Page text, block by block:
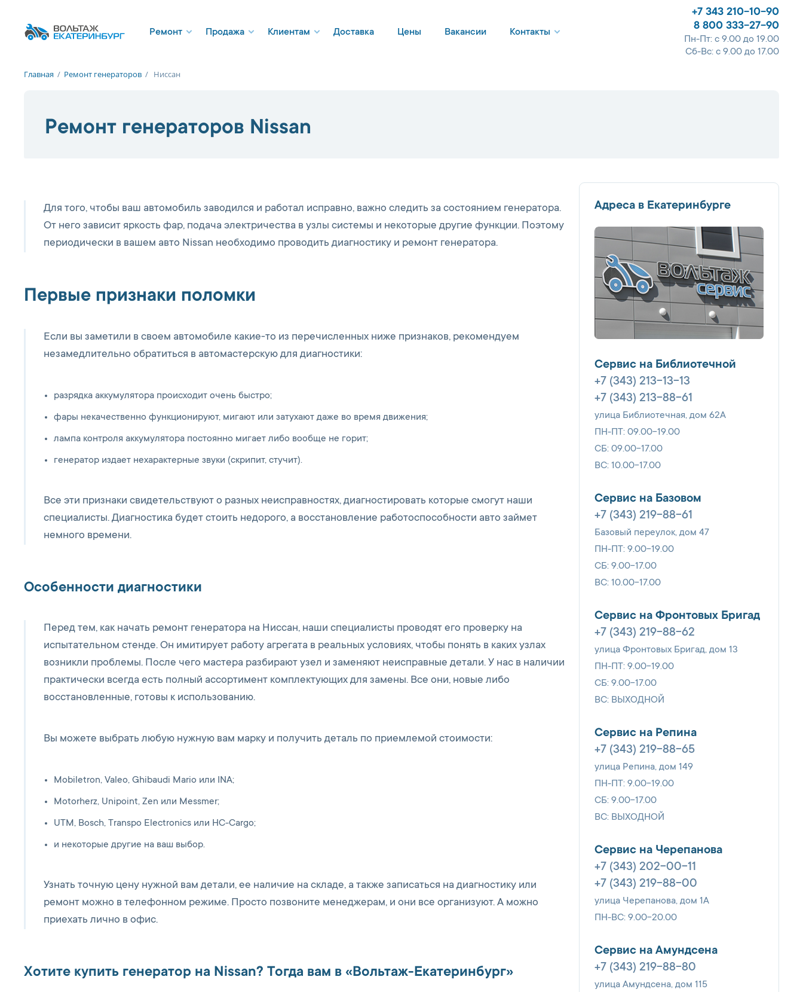
Ремонт Продажа Клиентам Доставка Цены Вакансии Контакты
+7 343 210-10-90
8 800 333-27-90
Пн-Пт: с 9.00 до 19.00
Сб-Вс: с 9.00 до 17.00
Главная / Ремонт генераторов / Ниссан
Ремонт генераторов Nissan
Для того, чтобы ваш автомобиль заводился и работал исправно, важно следить за состоянием генератора.
От него зависит яркость фар, подача электричества в узлы системы и некоторые другие функции. Поэтому
периодически в вашем авто Nissan необходимо проводить диагностику и ремонт генератора.
Первые признаки поломки
Если вы заметили в своем автомобиле какие-то из перечисленных ниже признаков, рекомендуем
незамедлительно обратиться в автомастерскую для диагностики:
разрядка аккумулятора происходит очень быстро;
фары некачественно функционируют, мигают или затухают даже во время движения;
лампа контроля аккумулятора постоянно мигает либо вообще не горит;
генератор издает нехарактерные звуки (скрипит, стучит).
Все эти признаки свидетельствуют о разных неисправностях, диагностировать которые смогут наши
специалисты. Диагностика будет стоить недорого, а восстановление работоспособности авто займет
немного времени.
Особенности диагностики
Перед тем, как начать ремонт генератора на Ниссан, наши специалисты проводят его проверку на
испытательном стенде. Он имитирует работу агрегата в реальных условиях, чтобы понять в каких узлах
возникли проблемы. После чего мастера разбирают узел и заменяют неисправные детали. У нас в наличии
практически всегда есть полный ассортимент комплектующих для замены. Все они, новые либо
восстановленные, готовы к использованию.
Вы можете выбрать любую нужную вам марку и получить деталь по приемлемой стоимости:
Mobiletron, Valeo, Ghibaudi Mario или INA;
Motorherz, Unipoint, Zen или Messmer;
UTM, Bosch, Transpo Electronics или HC-Cargo;
и некоторые другие на ваш выбор.
Узнать точную цену нужной вам детали, ее наличие на складе, а также записаться на диагностику или
ремонт можно в телефонном режиме. Просто позвоните менеджерам, и они все организуют. А можно
приехать лично в офис.
Хотите купить генератор на Nissan? Тогда вам в «Вольтаж-Екатеринбург»
Адреса в Екатеринбурге
Сервис на Библиотечной
+7 (343) 213-13-13
+7 (343) 213-88-61
улица Библиотечная, дом 62А
ПН-ПТ: 09.00-19.00
СБ: 09.00-17.00
ВС: 10.00-17.00
Сервис на Базовом
+7 (343) 219-88-61
Базовый переулок, дом 47
ПН-ПТ: 9.00-19.00
СБ: 9.00-17.00
ВС: 10.00-17.00
Сервис на Фронтовых Бригад
+7 (343) 219-88-62
улица Фронтовых Бригад, дом 13
ПН-ПТ: 9.00-19.00
СБ: 9.00-17.00
ВС: ВЫХОДНОЙ
Сервис на Репина
+7 (343) 219-88-65
улица Репина, дом 149
ПН-ПТ: 9.00-19.00
СБ: 9.00-17.00
ВС: ВЫХОДНОЙ
Сервис на Черепанова
+7 (343) 202-00-11
+7 (343) 219-88-00
улица Черепанова, дом 1А
ПН-ВС: 9.00-20.00
Сервис на Амундсена
+7 (343) 219-88-80
улица Амундсена, дом 115